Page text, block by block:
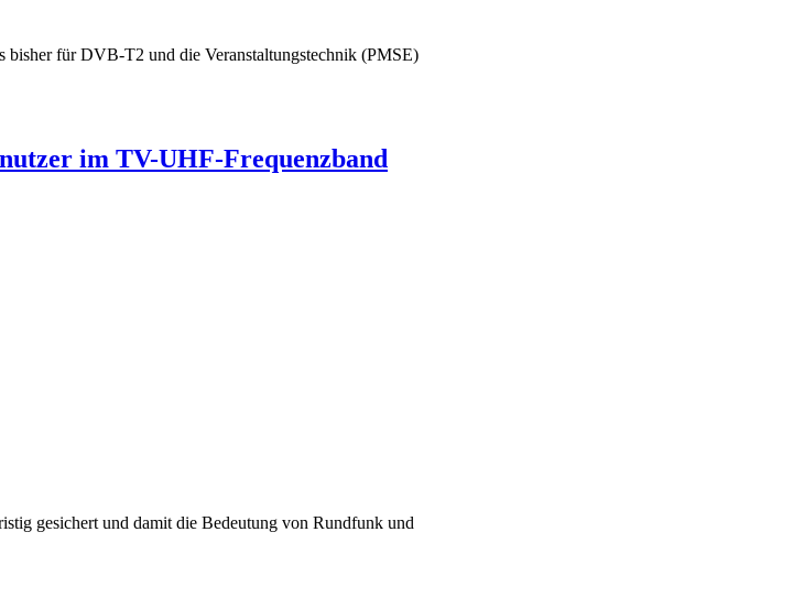
bisher für DVB-T2 und die Veranstaltungstechnik (PMSE)
im TV-UHF-Frequenzband
gesichert und damit die Bedeutung von Rundfunk und